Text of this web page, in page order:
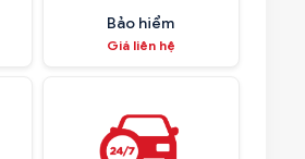
Bảo hiểm
Giá liên hệ